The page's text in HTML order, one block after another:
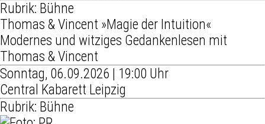
Rubrik: Bühne
Thomas & Vincent »Magie der Intuition«
Modernes und witziges Gedankenlesen mit
Thomas & Vincent
Sonntag, 06.09.2026 | 19:00 Uhr
Central Kabarett Leipzig
Rubrik: Bühne